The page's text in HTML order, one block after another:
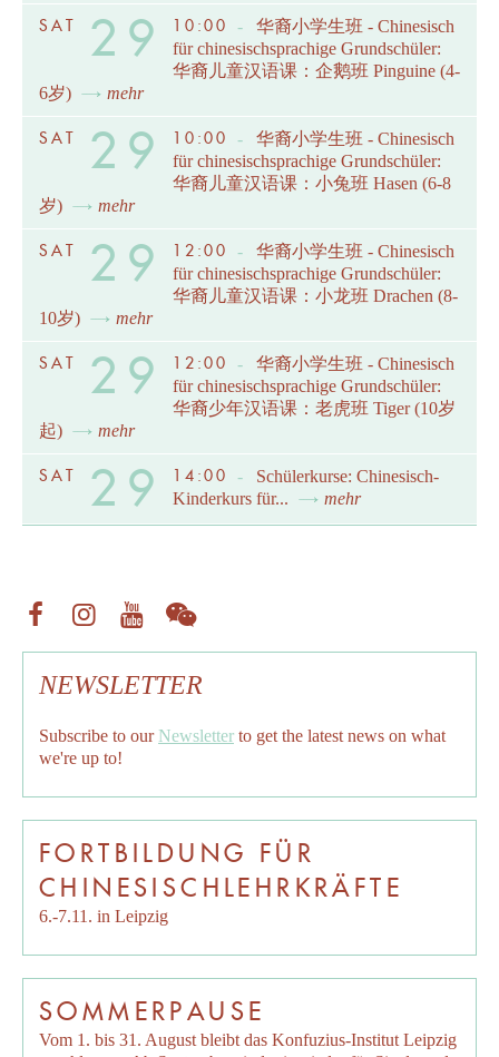
SAT 29 10:00 -
华裔小学生班 - Chinesisch
für chinesischsprachige Grundschüler:
华裔儿童汉语课：企鹅班 Pinguine (4-
6岁)
mehr
SAT 29 10:00 -
华裔小学生班 - Chinesisch
für chinesischsprachige Grundschüler:
华裔儿童汉语课：小兔班 Hasen (6-8
岁)
mehr
SAT 29 12:00 -
华裔小学生班 - Chinesisch
für chinesischsprachige Grundschüler:
华裔儿童汉语课：小龙班 Drachen (8-
10岁)
mehr
SAT 29 12:00 -
华裔小学生班 - Chinesisch
für chinesischsprachige Grundschüler:
华裔少年汉语课：老虎班 Tiger (10岁
起)
mehr
SAT 29 14:00 -
Schülerkurse: Chinesisch-
Kinderkurs für...
mehr
NEWSLETTER
Subscribe to our Newsletter to get the latest news on what
we're up to!
FORTBILDUNG FÜR
CHINESISCHLEHRKRÄFTE
6.-7.11. in Leipzig
SOMMERPAUSE
Vom 1. bis 31. August bleibt das Konfuzius-Institut Leipzig